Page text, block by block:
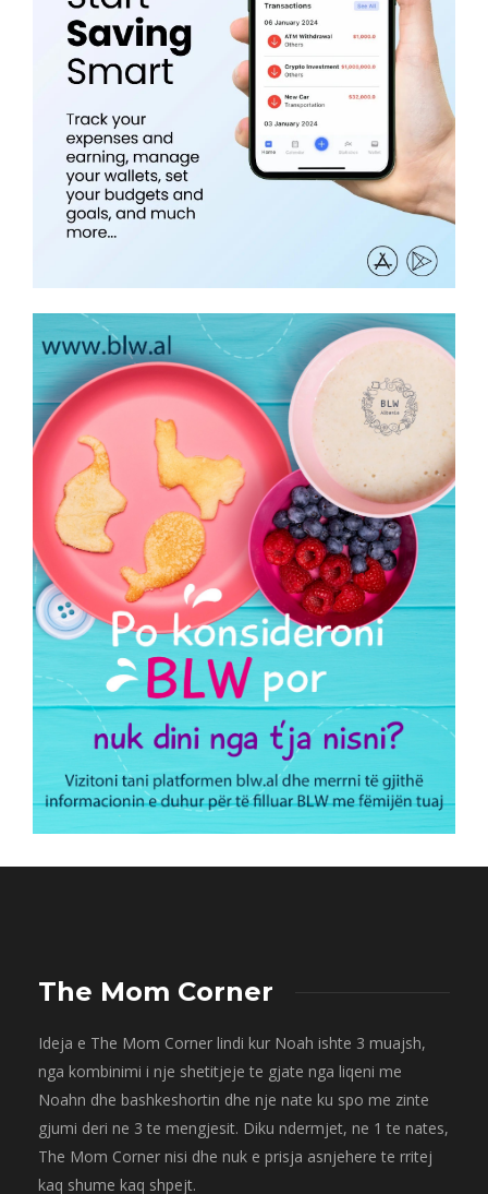
The Mom Corner
Ideja e The Mom Corner lindi kur Noah ishte 3 muajsh,
nga kombinimi i nje shetitjeje te gjate nga liqeni me
Noahn dhe bashkeshortin dhe nje nate ku spo me zinte
gjumi deri ne 3 te mengjesit. Diku ndermjet, ne 1 te nates,
The Mom Corner nisi dhe nuk e prisja asnjehere te rritej
kaq shume kaq shpejt.